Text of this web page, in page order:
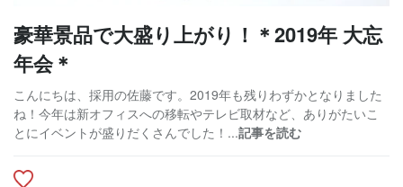
豪華景品で大盛り上がり！＊2019年 大忘
年会＊
こんにちは、採用の佐藤です。2019年も残りわずかとなりました
ね！今年は新オフィスへの移転やテレビ取材など、ありがたいこ
とにイベントが盛りだくさんでした！...記事を読む